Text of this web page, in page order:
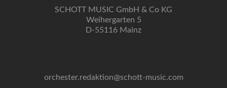
SCHOTT MUSIC GmbH & Co KG
Weihergarten 5
D-55116 Mainz
orchester.redaktion@schott-music.com